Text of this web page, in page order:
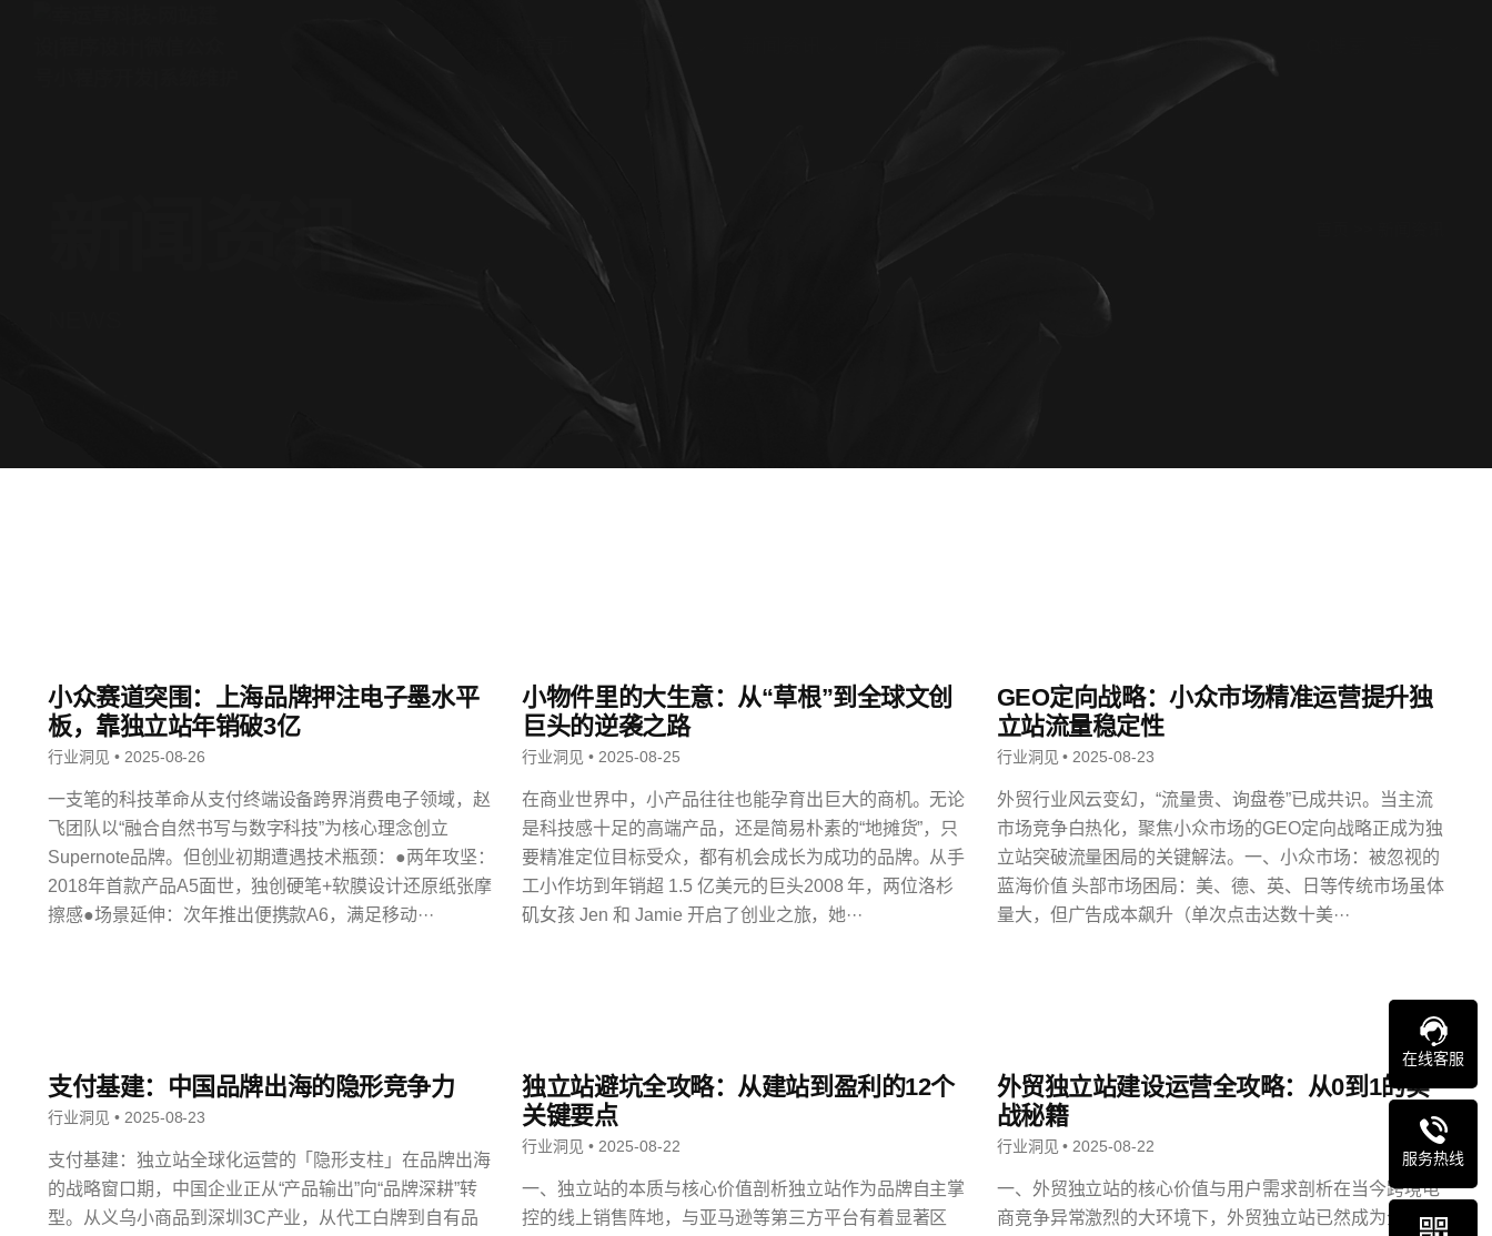
小众赛道突围：上海品牌押注电子墨水平
板，靠独立站年销破3亿
行业洞见 • 2025-08-26
一支笔的科技革命从支付终端设备跨界消费电子领域，赵
飞团队以“融合自然书写与数字科技”为核心理念创立
Supernote品牌。但创业初期遭遇技术瓶颈：●两年攻坚：
2018年首款产品A5面世，独创硬笔+软膜设计还原纸张摩
擦感●场景延伸：次年推出便携款A6，满足移动···
小物件里的大生意：从“草根”到全球文创
巨头的逆袭之路
行业洞见 • 2025-08-25
在商业世界中，小产品往往也能孕育出巨大的商机。无论
是科技感十足的高端产品，还是简易朴素的“地摊货”，只
要精准定位目标受众，都有机会成长为成功的品牌。从手
工小作坊到年销超 1.5 亿美元的巨头2008 年，两位洛杉
矶女孩 Jen 和 Jamie 开启了创业之旅，她···
GEO定向战略：小众市场精准运营提升独
立站流量稳定性
行业洞见 • 2025-08-23
外贸行业风云变幻，“流量贵、询盘卷”已成共识。当主流
市场竞争白热化，聚焦小众市场的GEO定向战略正成为独
立站突破流量困局的关键解法。一、小众市场：被忽视的
蓝海价值 头部市场困局：美、德、英、日等传统市场虽体
量大，但广告成本飙升（单次点击达数十美···
支付基建：中国品牌出海的隐形竞争力
行业洞见 • 2025-08-23
支付基建：独立站全球化运营的「隐形支柱」在品牌出海
的战略窗口期，中国企业正从“产品输出”向“品牌深耕”转
型。从义乌小商品到深圳3C产业，从代工白牌到自有品
独立站避坑全攻略：从建站到盈利的12个
关键要点
行业洞见 • 2025-08-22
一、独立站的本质与核心价值剖析独立站作为品牌自主掌
控的线上销售阵地，与亚马逊等第三方平台有着显著区
外贸独立站建设运营全攻略：从0到1的实
战秘籍
行业洞见 • 2025-08-22
一、外贸独立站的核心价值与用户需求剖析在当今跨境电
商竞争异常激烈的大环境下，外贸独立站已然成为企业突
在线客服
服务热线